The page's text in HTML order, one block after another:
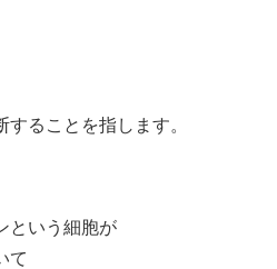
ることを指します。
という細胞が
て